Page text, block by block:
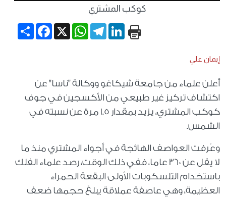
كوكب المشتري
Share
Facebook X
WhatsApp
TelegramLinkedIn
إيمان علي
أعلن علماء من جامعة شيكاغو ووكالة "ناسا" عن
اكتشاف تركيز غير طبيعي من الأكسجين في جوف
كوكب المشتري، يزيد بمقدار 1.5 مرة عن نسبته في
الشمس.
وعُرفت العواصف الهائجة في أجواء المشتري منذ ما
لا يقل عن 360 عاما، ففي ذلك الوقت، رصد علماء الفلك
باستخدام التلسكوبات الأولى البقعة الحمراء
العظيمة، وهي عاصفة عملاقة يبلغ حجمها ضعف